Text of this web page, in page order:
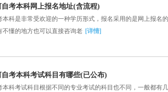
自考本科网上报名地址(含流程)
是非常受欢迎的一种学历形式，报名采用的是网上报名
不懂的地方也可以直接咨询老 [详情]
自考本科考试科目有哪些(已公布)
考试科目根据不同的专业考试的科目也不同，一般都有几